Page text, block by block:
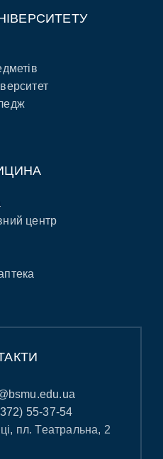
центр
55-37-54
пл. Театральна, 2